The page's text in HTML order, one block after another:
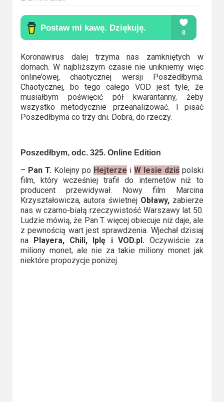
polskie
Komedie
Korea
Południowa
Filmy
oparte
Thrillery
Streaming
Amazon
Prime
Video
Apple
Koronawirus dalej trzyma nas zamkniętych w
domach. W najbliższym czasie nie unikniemy więc
online’owej, chaotycznej wersji Poszedłbyma.
Chaotycznej, bo tego całego VOD jest tyle, że
musiałbym poświęcić pół kwarantanny, żeby
wszystko metodycznie przeanalizować. I pisać
Poszedłbyma co trzy dni. Dobra, do rzeczy.
Poszedłbym, odc. 325. Online Edition
– Pan T. Kolejny po Hejterze iW lesie dziś polski
film, który wcześniej trafił do internetów niż to
producent przewidywał. Nowy film Marcina
Krzyształowicza, autora świetnej Obławy,zabierze
nas w czarno-białą rzeczywistość Warszawy lat 50.
Ludzie mówią, że Pan T. więcej obiecuje niż daje, ale
z pewnością wart jest sprawdzenia. Wjechał dzisiaj
na
Playera, Chili, Iplę i VOD.pl.Oczywiście za
miliony monet, ale nie za takie miliony monet jak
niektóre propozycje poniżej.